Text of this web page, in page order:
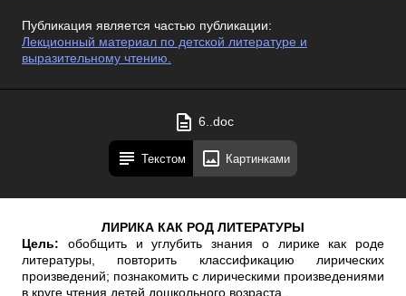
Публикация является частью публикации:
Лекционный материал по детской литературе и
выразительному чтению.
6..doc
Текстом Картинками
ЛИРИКА КАК РОД ЛИТЕРАТУРЫ
Цель: обобщить и углубить знания о лирике как роде
литературы, повторить классификацию лирических
произведений; познакомить с лирическими произведениями
в круге чтения детей дошкольного возраста.